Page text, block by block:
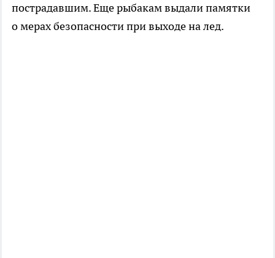
пострадавшим. Еще рыбакам выдали памятки
о мерах безопасности при выходе на лед.